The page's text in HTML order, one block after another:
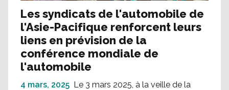
Les syndicats de l'automobile de
l'Asie-Pacifique renforcent leurs
liens en prévision de la
conférence mondiale de
l'automobile
4 mars, 2025 Le 3 mars 2025, à la veille de la